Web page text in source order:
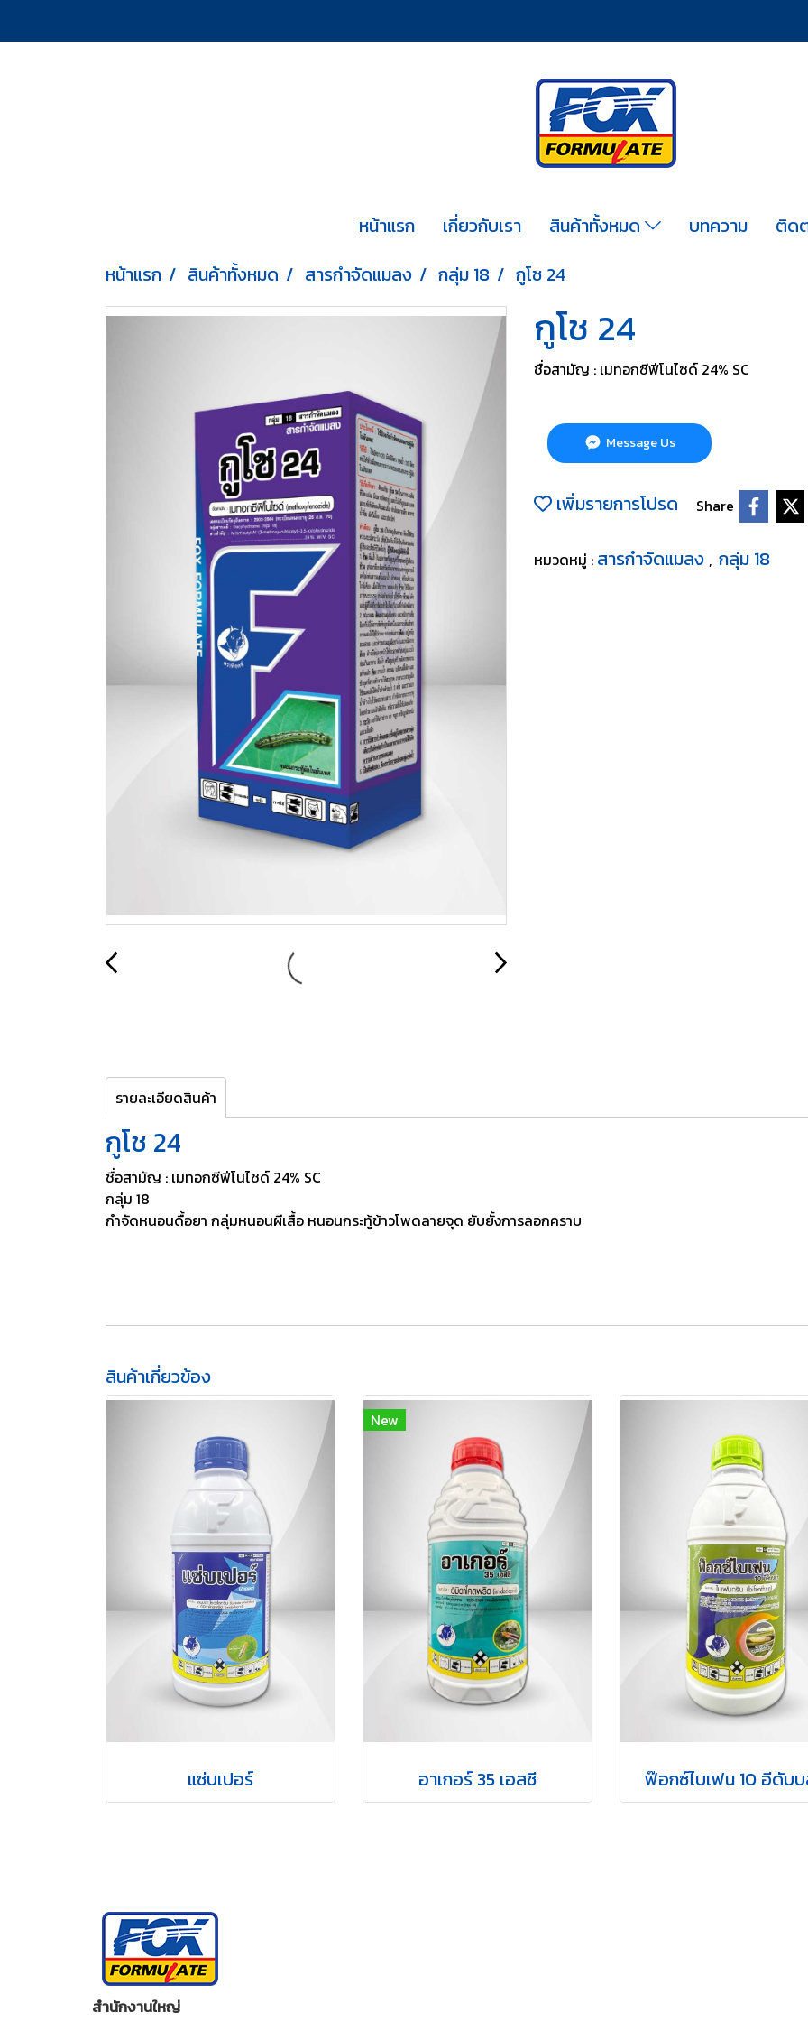
หน้าแรก เกี่ยวกับเรา สินค้าทั้งหมด บทความ
ติด
หน้าแรก
สินค้าทั้งหมด สารกำจัดแมลง กลุ่ม 18 กูโช 24
กูโช 24
ชื่อสามัญ : เมทอกซีฟีโนไซด์ 24% SC
Message Us
เพิ่มรายการโปรด Share
หมวดหมู่ : สารกำจัดแมลง , กลุ่ม 18
รายละเอียดสินค้า
กูโช 24
ชื่อสามัญ : เมทอกซีฟีโนไซด์ 24% SC
กลุ่ม 18
กำจัดหนอนดื้อยา กลุ่มหนอนผีเสื้อ หนอนกระทู้ข้าวโพดลายจุด ยับยั้งการลอกคราบ
สินค้าเกี่ยวข้อง
แซ่บเปอร์
New
อาเกอร์ 35 เอสซี ฟ๊อกซ์ไบเฟน 10 อีดับ
สำนักงานใหญ่